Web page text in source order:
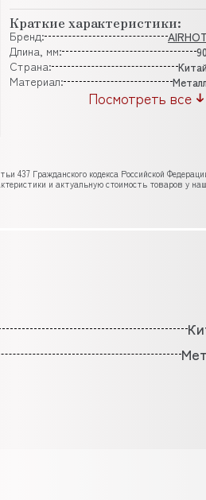
Краткие характеристики:
Бренд:
AIRHOT
Длина, мм:
90
Страна:
Китай
Материал:
Металл
Посмотреть все
Гражданского кодекса Российской
и актуальную стоимость товаров у